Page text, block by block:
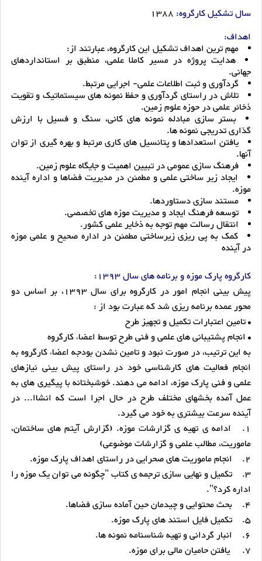
سال تشکیل کارگروه:
اهداف:
مهم ترین اهداف تشکیل این کارگروه، عبارتند از:
هدایت پروژه در مسیر کاملا علمی،‌ منطبق بر استانداردهای
جهانی.
گردآوری و ثبت اطلاعات علمی- اجرایی مرتبط.
تلاش در راستای گردآوری و حفظ نمونه های سیستماتیک و تقویت
ذخائر علمی در حوزه علوم زمین.
بستر سازی مبادله نمونه های کانی، سنگ و فسیل با ارزش
گذاری تدریجی نمونه ها.
یافتن استعدادها و پتانسیل های کاری مرتبط و بهره گیری از توان
آنها.
فرهنگ سازی عمومی در تبیین اهمیت و جایگاه علوم زمین.
ایجاد زیر ساختی علمی و مطمئن در مدیریت فضاها و اداره آینده
موزه.
مستند سازی دستاوردها.
توسعه فرهنگ ایجاد و مدیریت موزه های تخصصی.
انتقال رسالت مهم توجه به ذخایر علمی کشور.
کمک به پی ریزی زیرساختی مطمئن در اداره صحیح و علمی موزه
در آینده
کارگروه پارک موزه و برنامه های سال 1393:
پیش بینی انجام امور در کارگروه برای سال 1393، بر اساس دو
محور عمده برنامه ریزی شد که عبارت بود از :
• تامین اعتبارات تکمیل و تجهیز طرح
• انجام پشتیبانی های علمی و فنی طرح توسط اعضاء کارگروه
به این ترتیب، در صورت نبود و تامین نشدن بودجه اعضاء کارگروه به
انجام فعالیت های کارشناسی خود در راستای پیش بینی نیازهای
علمی و فنی پارک موزه، ادامه می دهند. خوشبختانه با پیگیری های به
عمل آمده بخشهای مختلف طرح در حال اجرا است که انشاا... در
آینده سرعت بیشتری به خود می گیرد.
1.
ادامه ی تهیه ی گزارشات موزه. (گزارش آیتم های ساختمان،
ماموریت، ‌مطالب علمی و گزارشات موضوعی)
2.
انجام ماموریت های صحرایی در راستای اهداف پارک موزه.
3.
تکمیل و نهایی سازی ترجمه ی کتاب "چگونه می توان یک موزه را
اداره کرد؟".
4.
بحث محتوایی و چیدمان حین آماده سازی فضاها.
5.
تکمیل فایل استند های پارک موزه.
6.
انبار گردانی و تهیه شناسنامه نمونه ها.
7.
یافتن حامیان مالی برای موزه.